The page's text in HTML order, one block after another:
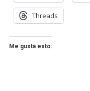
Threads
Me gusta esto: